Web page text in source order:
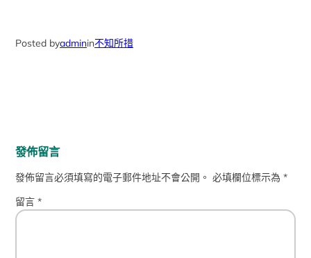
Posted byadminin不知所措
發佈留言
發佈留言必須填寫的電子郵件地址不會公開。 必填欄位標示為*
留言*